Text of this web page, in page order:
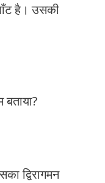
है। उसकी
द्विरागमन